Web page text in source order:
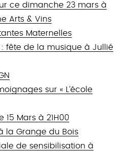
ce dimanche 23 mars à
Arts & Vins
Maternelles
: fête de la musique à Jullié
sur « L’école
15 Mars à 21H00
la Grange du Bois
de sensibilisation à